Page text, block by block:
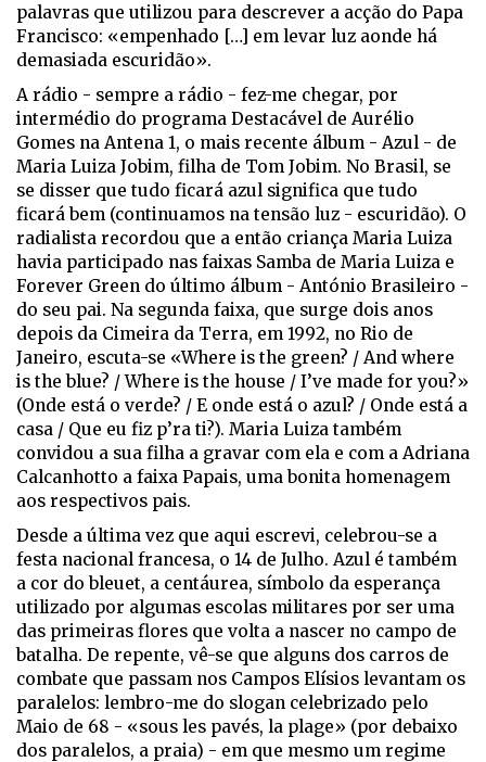
palavras que utilizou para descrever a acção do Papa
Francisco: «empenhado […] em levar luz aonde há
demasiada escuridão».
A rádio - sempre a rádio - fez-me chegar, por
intermédio do programa Destacável de Aurélio
Gomes na Antena 1, o mais recente álbum - Azul - de
Maria Luiza Jobim, filha de Tom Jobim. No Brasil, se
se disser que tudo ficará azul significa que tudo
ficará bem (continuamos na tensão luz - escuridão). O
radialista recordou que a então criança Maria Luiza
havia participado nas faixas Samba de Maria Luiza e
Forever Green do último álbum - António Brasileiro -
do seu pai. Na segunda faixa, que surge dois anos
depois da Cimeira da Terra, em 1992, no Rio de
Janeiro, escuta-se «Where is the green? / And where
is the blue? / Where is the house / I’ve made for you?»
(Onde está o verde? / E onde está o azul? / Onde está a
casa / Que eu fiz p’ra ti?). Maria Luiza também
convidou a sua filha a gravar com ela e com a Adriana
Calcanhotto a faixa Papais, uma bonita homenagem
aos respectivos pais.
Desde a última vez que aqui escrevi, celebrou-se a
festa nacional francesa, o 14 de Julho. Azul é também
a cor do bleuet, a centáurea, símbolo da esperança
utilizado por algumas escolas militares por ser uma
das primeiras flores que volta a nascer no campo de
batalha. De repente, vê-se que alguns dos carros de
combate que passam nos Campos Elísios levantam os
paralelos: lembro-me do slogan celebrizado pelo
Maio de 68 - «sous les pavés, la plage» (por debaixo
dos paralelos, a praia) - em que mesmo um regime